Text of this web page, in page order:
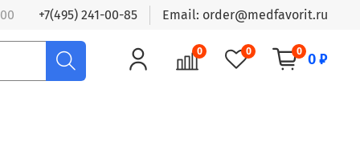
+7(495) 241-00-85 Email: order@medfavorit.ru
0 0 0 0 ₽